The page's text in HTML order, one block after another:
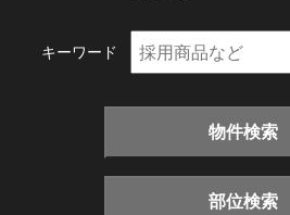
キーワード
物件検索
部位検索